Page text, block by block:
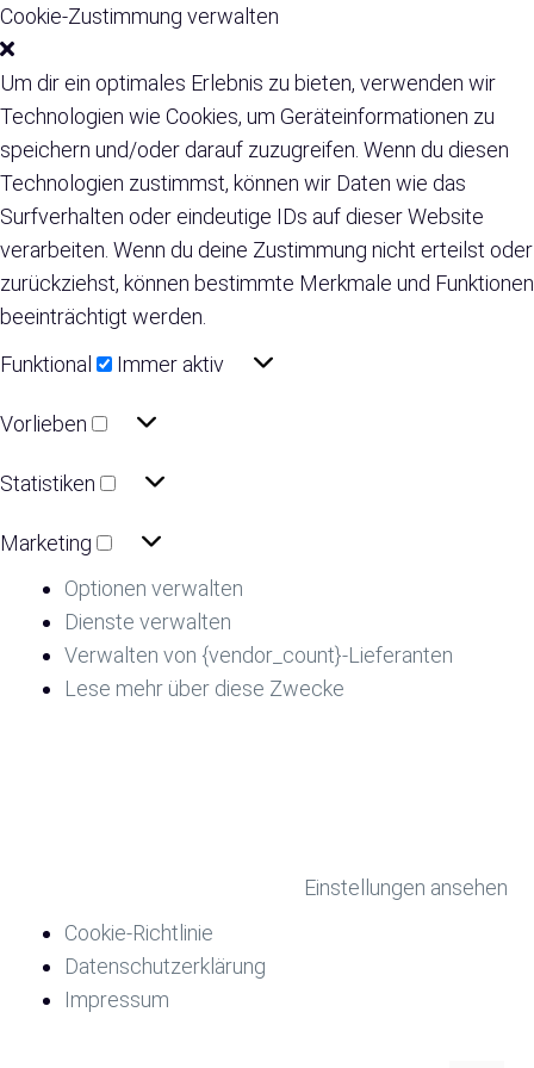
Cookie-Zustimmung verwalten
Um dir ein optimales Erlebnis zu bieten, verwenden wir
Technologien wie Cookies, um Geräteinformationen zu
speichern und/oder darauf zuzugreifen. Wenn du diesen
Technologien zustimmst, können wir Daten wie das
Surfverhalten oder eindeutige IDs auf dieser Website
verarbeiten. Wenn du deine Zustimmung nicht erteilst oder
zurückziehst, können bestimmte Merkmale und Funktionen
beeinträchtigt werden.
Funktional
Immer aktiv
Vorlieben
Statistiken
Marketing
Optionen verwalten
Dienste verwalten
Verwalten von {vendor_count}-Lieferanten
Lese mehr über diese Zwecke
Einstellungen ansehen
Cookie-Richtlinie
Datenschutzerklärung
Impressum